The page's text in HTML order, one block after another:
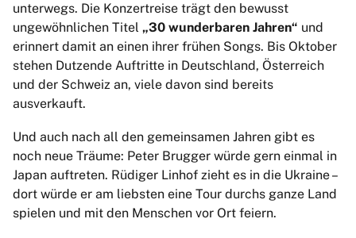
unterwegs. Die Konzertreise trägt den bewusst
ungewöhnlichen Titel „30 wunderbaren Jahren“ und
erinnert damit an einen ihrer frühen Songs. Bis Oktober
stehen Dutzende Auftritte in Deutschland, Österreich
und der Schweiz an, viele davon sind bereits
ausverkauft.
Und auch nach all den gemeinsamen Jahren gibt es
noch neue Träume: Peter Brugger würde gern einmal in
Japan auftreten. Rüdiger Linhof zieht es in die Ukraine –
dort würde er am liebsten eine Tour durchs ganze Land
spielen und mit den Menschen vor Ort feiern.